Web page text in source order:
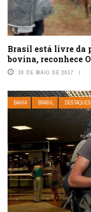
Brasil está livre da
bovina, reconhece
30 DE MAIO DE 2017
BAHIA BRASIL DESTAQUES